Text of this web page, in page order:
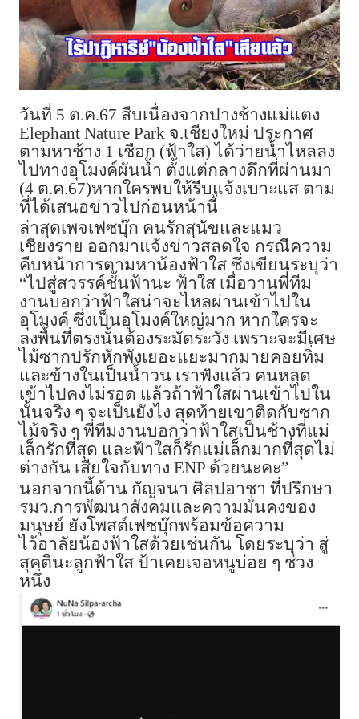
วันที่ 5 ต.ค.67 สืบเนื่องจากปางช้างแม่แตง
Elephant Nature Park จ.เชียงใหม่ ประกาศ
ตามหาช้าง 1 เชือก (ฟ้าใส) ได้ว่ายน้ำไหลลง
ไปทางอุโมงค์ผันน้ำ ตั้งแต่กลางดึกที่ผ่านมา
(4 ต.ค.67)หากใครพบให้รีบแจ้งเบาะแส ตาม
ที่ได้เสนอข่าวไปก่อนหน้านี้
ล่าสุดเพจเฟซบุ๊ก คนรักสุนัขและแมว
เชียงราย ออกมาแจ้งข่าวสลดใจ กรณีความ
คืบหน้าการตามหาน้องฟ้าใส ซึ่งเขียนระบุว่า
“ไปสู่สวรรค์ชั้นฟ้านะ ฟ้าใส เมื่อวานพี่ทีม
งานบอกว่าฟ้าใสน่าจะไหลผ่านเข้าไปใน
อุโมงค์ ซึ่งเป็นอุโมงค์ใหญ่มาก หากใครจะ
ลงพื้นที่ตรงนั้นต้องระมัดระวัง เพราะจะมีเศษ
ไม้ซากปรักหักพังเยอะแยะมากมายคอยทิ่ม
และข้างในเป็นน้ำวน เราฟังแล้ว คนหลุด
เข้าไปคงไม่รอด แล้วถ้าฟ้าใสผ่านเข้าไปใน
นั้นจริง ๆ จะเป็นยังไง สุดท้ายเขาติดกับซาก
ไม้จริง ๆ พี่ทีมงานบอกว่าฟ้าใสเป็นช้างที่แม่
เล็กรักที่สุด และฟ้าใสก็รักแม่เล็กมากที่สุดไม่
ต่างกัน เสียใจกับทาง ENP ด้วยนะคะ”
นอกจากนี้ด้าน กัญจนา ศิลปอาชา ที่ปรึกษา
รมว.การพัฒนาสังคมและความมั่นคงของ
มนุษย์ ยังโพสต์เฟซบุ๊กพร้อมข้อความ
ไว้อาลัยน้องฟ้าใสด้วยเช่นกัน โดยระบุว่า สู่
สุคตินะลูกฟ้าใส ป้าเคยเจอหนูบ่อย ๆ ช่วง
หนึ่ง